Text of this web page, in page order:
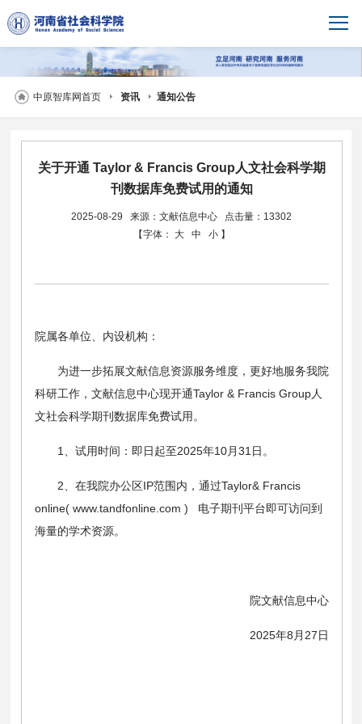
中原智库网首页 资讯 通知公告
关于开通 Taylor & Francis Group人文社会科学期
刊数据库免费试用的通知
2025-08-29 来源：文献信息中心
点击量：13302
【字体：
大 中 小 】
院属各单位、内设机构：
为进一步拓展文献信息资源服务维度，更好地服务我院
科研工作，文献信息中心现开通Taylor & Francis Group人
文社会科学期刊数据库免费试用。
1、试用时间：即日起至2025年10月31日。
2、在我院办公区IP范围内，通过Taylor& Francis
online( www.tandfonline.com ) 电子期刊平台即可访问到
海量的学术资源。
院文献信息中心
2025年8月27日